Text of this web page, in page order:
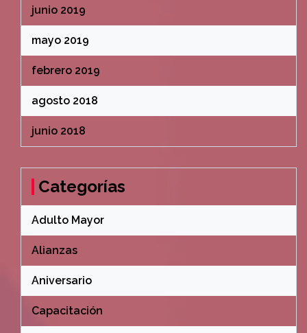
junio 2019
mayo 2019
febrero 2019
agosto 2018
junio 2018
Categorías
Adulto Mayor
Alianzas
Aniversario
Capacitación